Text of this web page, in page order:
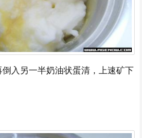
入另一半奶油状蛋清，上速矿下